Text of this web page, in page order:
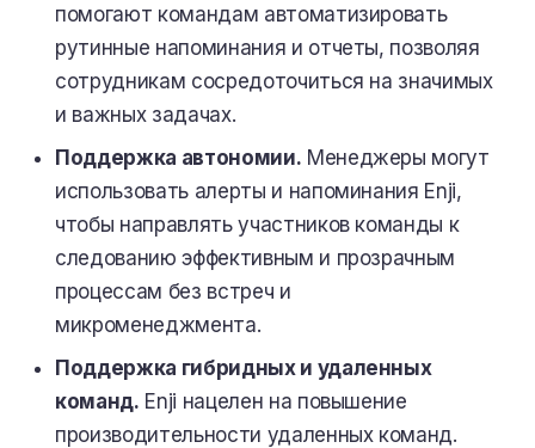
помогают командам автоматизировать
рутинные напоминания и отчеты, позволяя
сотрудникам сосредоточиться на значимых
и важных задачах.
Поддержка автономии. Менеджеры могут
использовать алерты и напоминания Enji,
чтобы направлять участников команды к
следованию эффективным и прозрачным
процессам без встреч и
микроменеджмента.
Поддержка гибридных и удаленных
команд. Enji нацелен на повышение
производительности удаленных команд.